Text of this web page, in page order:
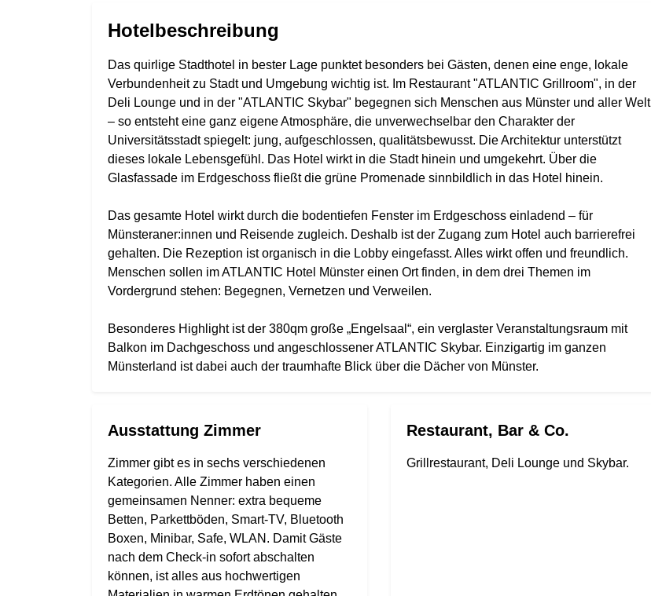
Hotelbeschreibung
Das quirlige Stadthotel in bester Lage punktet besonders bei Gästen, denen eine enge, lokale
Verbundenheit zu Stadt und Umgebung wichtig ist. Im Restaurant "ATLANTIC Grillroom", in der
Deli Lounge und in der "ATLANTIC Skybar" begegnen sich Menschen aus Münster und aller Welt
– so entsteht eine ganz eigene Atmosphäre, die unverwechselbar den Charakter der
Universitätsstadt spiegelt: jung, aufgeschlossen, qualitätsbewusst. Die Architektur unterstützt
dieses lokale Lebensgefühl. Das Hotel wirkt in die Stadt hinein und umgekehrt. Über die
Glasfassade im Erdgeschoss fließt die grüne Promenade sinnbildlich in das Hotel hinein.
Das gesamte Hotel wirkt durch die bodentiefen Fenster im Erdgeschoss einladend – für
Münsteraner:innen und Reisende zugleich. Deshalb ist der Zugang zum Hotel auch barrierefrei
gehalten. Die Rezeption ist organisch in die Lobby eingefasst. Alles wirkt offen und freundlich.
Menschen sollen im ATLANTIC Hotel Münster einen Ort finden, in dem drei Themen im
Vordergrund stehen: Begegnen, Vernetzen und Verweilen.
Besonderes Highlight ist der 380qm große „Engelsaal“, ein verglaster Veranstaltungsraum mit
Balkon im Dachgeschoss und angeschlossener ATLANTIC Skybar. Einzigartig im ganzen
Münsterland ist dabei auch der traumhafte Blick über die Dächer von Münster.
Ausstattung Zimmer
Zimmer gibt es in sechs verschiedenen
Kategorien. Alle Zimmer haben einen
gemeinsamen Nenner: extra bequeme
Betten, Parkettböden, Smart-TV, Bluetooth
Boxen, Minibar, Safe, WLAN. Damit Gäste
nach dem Check-in sofort abschalten
können, ist alles aus hochwertigen
Restaurant, Bar & Co.
Grillrestaurant, Deli Lounge und Skybar.